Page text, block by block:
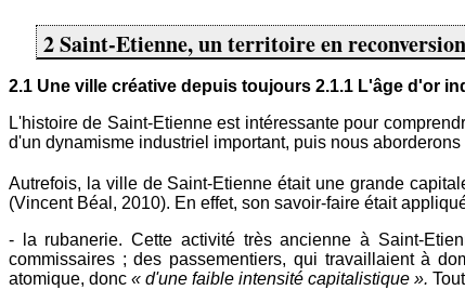
2 Saint-Etienne, un territoire en reconversion
2.1 Une ville créative depuis toujours 2.1.1 L'âge d'or
L'histoire de Saint-Etienne est intéressante pour
d'un dynamisme industriel important, puis nous
Autrefois, la ville de Saint-Etienne était une grande
(Vincent Béal, 2010). En effet, son savoir-faire était
- la rubanerie. Cette activité très ancienne à Saint-
commissaires ; des passementiers, qui travaillaient à
atomique, donc « d'une faible intensité capitalistique ».